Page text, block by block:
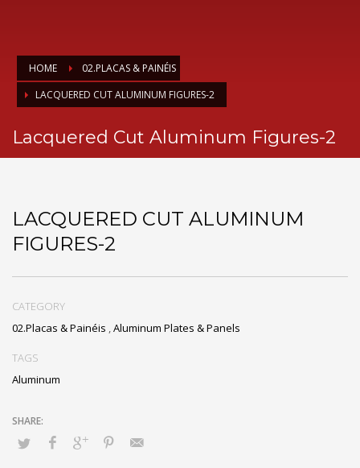
HOME
02.PLACAS & PAINÉIS
LACQUERED CUT ALUMINUM FIGURES-2
Lacquered Cut Aluminum Figures-2
LACQUERED CUT ALUMINUM
FIGURES-2
CATEGORY
02.Placas & Painéis ,Aluminum Plates & Panels
TAGS
Aluminum